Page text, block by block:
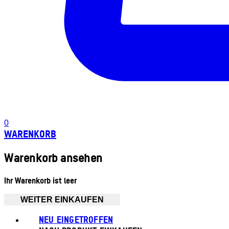
0
WARENKORB
Warenkorb ansehen
Ihr Warenkorb ist leer
WEITER EINKAUFEN
NEU EINGETROFFEN